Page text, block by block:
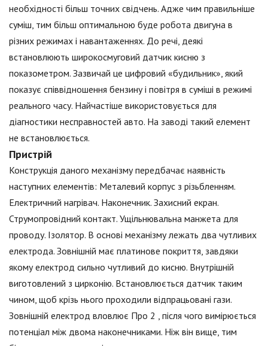
необхідності більш точних свідчень. Адже чим правильніше
суміш, тим більш оптимальною буде робота двигуна в
різних режимах і навантаженнях. До речі, деякі
встановлюють широкосмуговий датчик кисню з
показометром. Зазвичай це цифровий «будильник», який
показує співвідношення бензину і повітря в суміші в режимі
реального часу. Найчастіше використовується для
діагностики несправностей авто. На заводі такий елемент
не встановлюється.
Пристрій
Конструкція даного механізму передбачає наявність
наступних елементів: Металевий корпус з різьбленням.
Електричний нагрівач. Наконечник. Захисний екран.
Струмопровідний контакт. Ущільнювальна манжета для
проводу. Ізолятор. В основі механізму лежать два чутливих
електрода. Зовнішній має платинове покриття, завдяки
якому електрод сильно чутливий до кисню. Внутрішній
виготовлений з цирконію. Встановлюється датчик таким
чином, щоб крізь нього проходили відпрацьовані гази.
Зовнішній електрод вловлює Про 2 , після чого вимірюється
потенціал між двома наконечниками. Ніж він вище, тим